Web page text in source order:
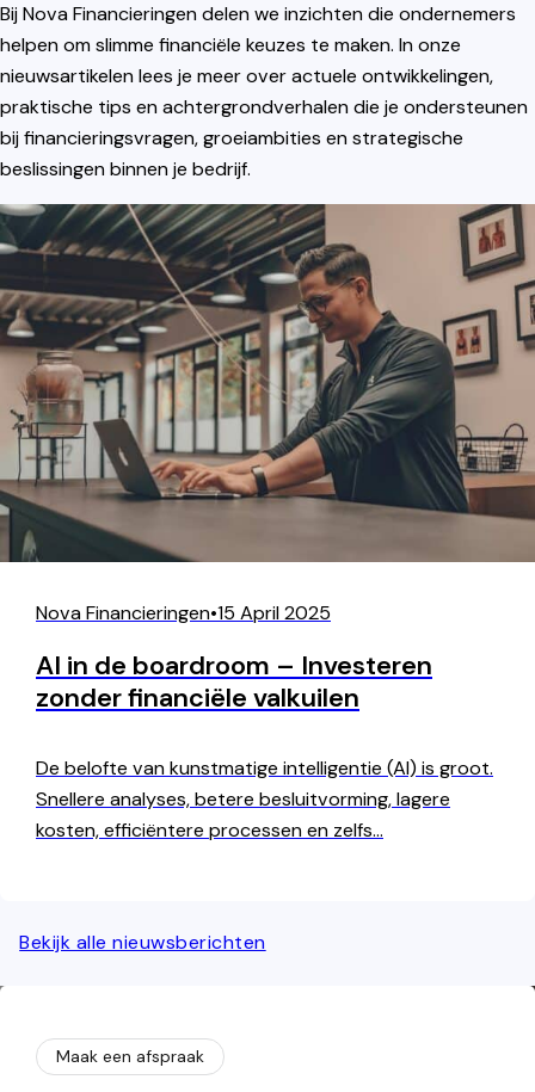
Bij Nova Financieringen delen we inzichten die ondernemers
helpen om slimme financiële keuzes te maken. In onze
nieuwsartikelen lees je meer over actuele ontwikkelingen,
praktische tips en achtergrondverhalen die je ondersteunen
bij financieringsvragen, groeiambities en strategische
beslissingen binnen je bedrijf.
Nova Financieringen•15 April 2025
AI in de boardroom – Investeren
zonder financiële valkuilen
De belofte van kunstmatige intelligentie (AI) is groot.
Snellere analyses, betere besluitvorming, lagere
kosten, efficiëntere processen en zelfs…
Bekijk alle nieuwsberichten
Maak een afspraak